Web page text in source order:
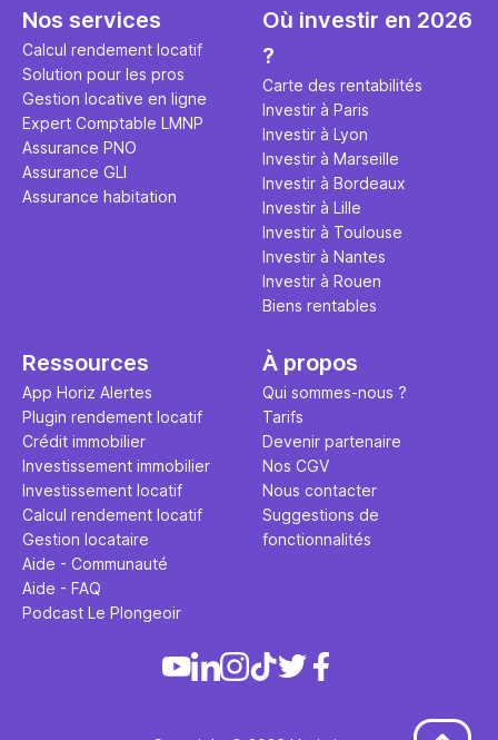
notamment la TVA, afin
saisonnière dans certaines
cet article.
complet !
Nos services
Calcul rendement locatif
Solution pour les pros
Gestion locative en ligne
Expert Comptable LMNP
Assurance PNO
Assurance GLI
Assurance habitation
Où investir en 2026
?
Carte des rentabilités
Investir à Paris
Investir à Lyon
Investir à Marseille
Investir à Bordeaux
Investir à Lille
Investir à Toulouse
Investir à Nantes
Investir à Rouen
Biens rentables
Ressources
App Horiz Alertes
Plugin rendement locatif
Crédit immobilier
Investissement immobilier
Investissement locatif
Calcul rendement locatif
Gestion locataire
Aide - Communauté
Aide - FAQ
Podcast Le Plongeoir
À propos
Qui sommes-nous ?
Tarifs
Devenir partenaire
Nos CGV
Nous contacter
Suggestions de
fonctionnalités